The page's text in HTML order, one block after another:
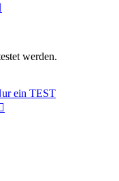
werden.
ein TEST